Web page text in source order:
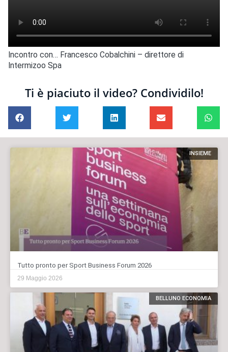
Incontro con… Francesco Cobalchini – direttore di
Intermizoo Spa
Ti è piaciuto il video? Condividilo!
INSIEME
Tutto pronto per Sport Business Forum 2026
29 Maggio 2026
BELLUNO ECONOMIA